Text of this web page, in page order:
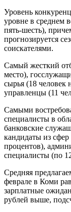
Уровень
уровне в среднем
пять-шесть),
прогнозируется
соискателями.
Самый жесткий
место),
сырья (18 человек
управленцы (11
Самыми
специалисты в
банковские
кандидаты из
процентов),
специалисты (по
Средняя
феврале в Коми
зарплатные
рублей выше,